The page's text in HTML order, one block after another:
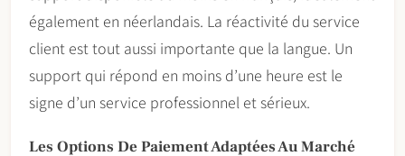
également en néerlandais. La réactivité du service
client est tout aussi importante que la langue. Un
support qui répond en moins d’une heure est le
signe d’un service professionnel et sérieux.
Les Options De Paiement Adaptées Au Marché